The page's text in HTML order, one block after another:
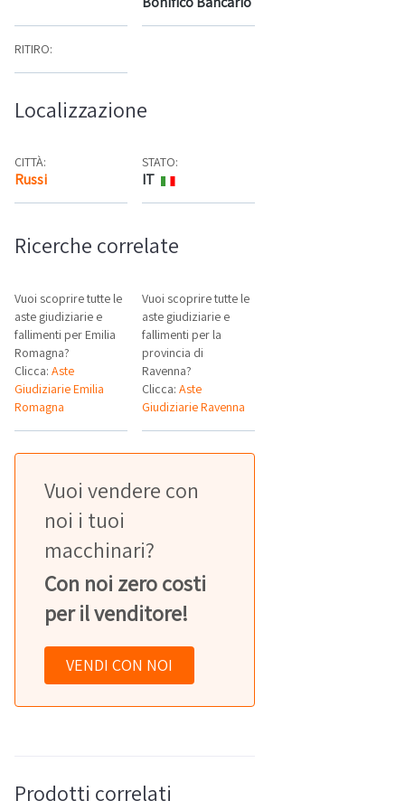
RITIRO:
Localizzazione
CITTÀ:
Russi Mappa
STATO:
IT
Ricerche correlate
Vuoi scoprire tutte le
aste giudiziarie e
fallimenti per Emilia
Romagna?
Clicca: Aste
Giudiziarie Emilia
Romagna
Vuoi scoprire tutte le
aste giudiziarie e
fallimenti per la
provincia di
Ravenna?
Clicca:Aste
Giudiziarie Ravenna
Vuoi vendere con
noi i tuoi
macchinari?
Con noi zero costi
per il venditore!
VENDI CON NOI
Prodotti correlati